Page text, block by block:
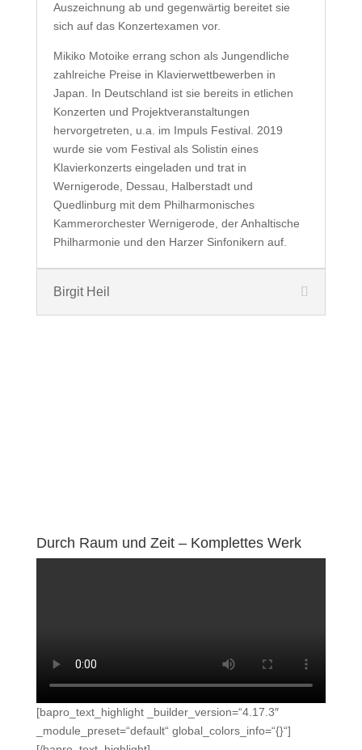
Auszeichnung ab und gegenwärtig bereitet sie
sich auf das Konzertexamen vor.
Mikiko Motoike errang schon als Jungendliche
zahlreiche Preise in Klavierwettbewerben in
Japan. In Deutschland ist sie bereits in etlichen
Konzerten und Projektveranstaltungen
hervorgetreten, u.a. im Impuls Festival. 2019
wurde sie vom Festival als Solistin eines
Klavierkonzerts eingeladen und trat in
Wernigerode, Dessau, Halberstadt und
Quedlinburg mit dem Philharmonisches
Kammerorchester Wernigerode, der Anhaltische
Philharmonie und den Harzer Sinfonikern auf.
Birgit Heil
Durch Raum und Zeit – Komplettes Werk
[bapro_text_highlight _builder_version=“4.17.3″
_module_preset=“default“ global_colors_info=“{}“]